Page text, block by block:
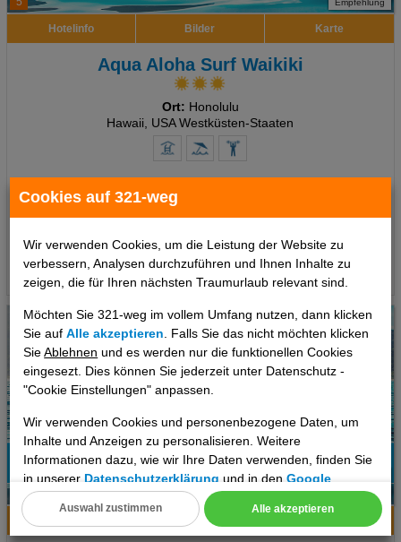
Cookies auf 321-weg
Wir verwenden Cookies, um die Leistung der Website zu
verbessern, Analysen durchzuführen und Ihnen Inhalte zu
zeigen, die für Ihren nächsten Traumurlaub relevant sind.
Möchten Sie 321-weg im vollem Umfang nutzen, dann klicken
Sie aufAlle akzeptieren . Falls Sie das nicht möchten klicken
SieAblehnen und es werden nur die funktionellen Cookies
eingesezt. Dies können Sie jederzeit unter Datenschutz -
"Cookie Einstellungen" anpassen.
Wir verwenden Cookies und personenbezogene Daten, um
Inhalte und Anzeigen zu personalisieren. Weitere
Informationen dazu, wie wir Ihre Daten verwenden, finden Sie
in unsererDatenschutzerklärung und in denGoogle
Datenschutz- und Nutzungsbedingungen
Cookie Einstellungen
Alle akzeptieren
Auswahl zustimmen
Empfehlung
Hotelinfo Bilder Karte
Aqua Aloha Surf Waikiki
Ort: Honolulu
Hawaii, USA Westküsten-Staaten
7 Tage
ab
Termine
Empfehlung
Bilder